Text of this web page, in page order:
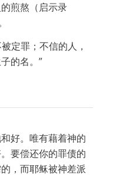
煎熬（启示录
定罪；不信的人，
的名。”
好。唯有藉着神的
要偿还你的罪债的
，而耶稣被神差派